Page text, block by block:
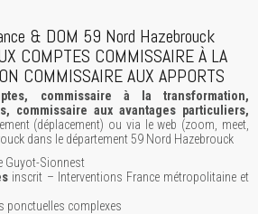
& DOM 59 Nord Hazebrouck
COMPTES COMMISSAIRE À LA
COMMISSAIRE AUX APPORTS
commissaire à la transformation,
commissaire aux avantages particuliers,
(déplacement) ou via le web (zoom, meet,
dans le département 59 Nord Hazebrouck
Guyot-Sionnest
inscrit – Interventions France métropolitaine et
ponctuelles complexes